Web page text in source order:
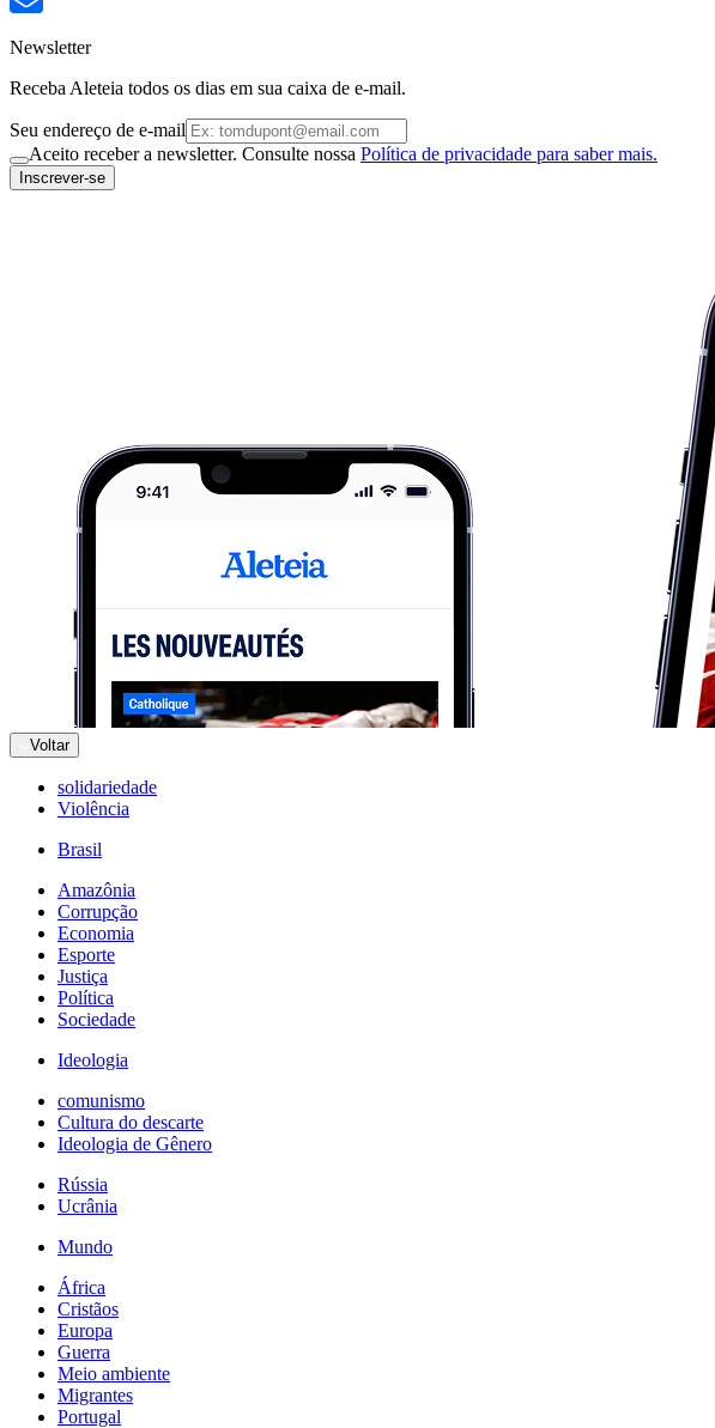
Newsletter
Receba Aleteia todos os dias em sua caixa de e-mail.
Seu endereço de e-mail
Aceito receber a newsletter. Consulte nossa Política de privacidade para saber mais.
Inscrever-se
Voltar
solidariedade
Violência
Brasil
Amazônia
Corrupção
Economia
Esporte
Justiça
Política
Sociedade
Ideologia
comunismo
Cultura do descarte
Ideologia de Gênero
Rússia
Ucrânia
Mundo
África
Cristãos
Europa
Guerra
Meio ambiente
Migrantes
Portugal